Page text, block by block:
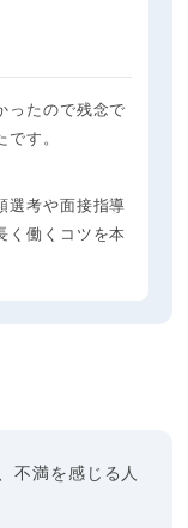
ったので残念で
す。
選考や面接指導
く働くコツを本
不満を感じる人